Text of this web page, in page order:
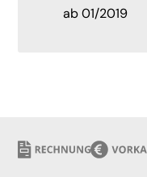
ab 01/2019